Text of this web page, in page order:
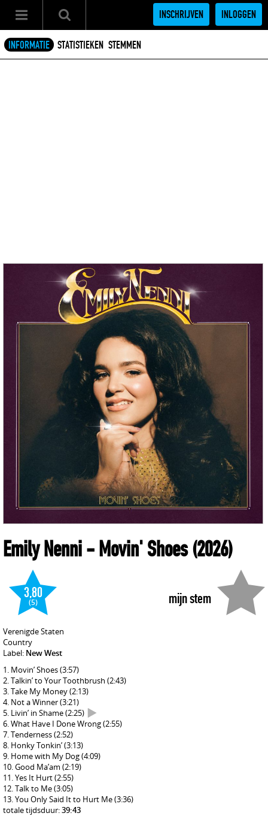
INSCHRIJVEN INLOGGEN
INFORMATIE STATISTIEKEN STEMMEN
Emily Nenni- Movin' Shoes(2026)
mijn stem
3,80
(5)
Verenigde Staten
Country
Label: New West
Movin’ Shoes(3:57)
Talkin’ to Your Toothbrush (2:43)
Take My Money(2:13)
Not a Winner(3:21)
Livin’ in Shame(2:25)
What Have I Done Wrong(2:55)
Tenderness(2:52)
Honky Tonkin’(3:13)
Home with My Dog(4:09)
Good Ma’am (2:19)
Yes It Hurt(2:55)
Talk to Me(3:05)
You Only Said It to Hurt Me(3:36)
totale tijdsduur:39:43